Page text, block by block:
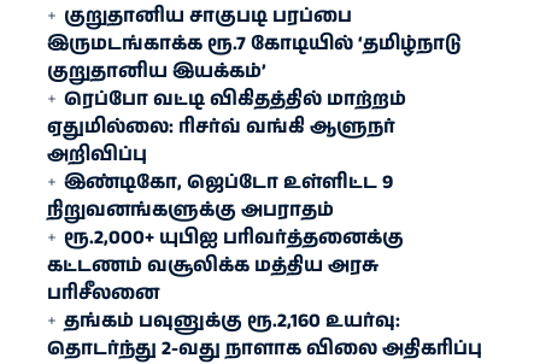
குறுதானிய சாகுபடி பரப்பை
இருமடங்காக்க ரூ.7 கோடியில் ‘தமிழ்நாடு
குறுதானிய இயக்கம்’
ரெப்போ வட்டி விகிதத்தில் மாற்றம்
ஏதுமில்லை: ரிசர்வ் வங்கி ஆளுநர்
அறிவிப்பு
இண்டிகோ, ஜெப்டோ உள்ளிட்ட 9
நிறுவனங்களுக்கு அபராதம்
ரூ.2,000+ யுபிஐ பரிவர்த்தனைக்கு
கட்டணம் வசூலிக்க மத்திய அரசு
பரிசீலனை
தங்கம் பவுனுக்கு ரூ.2,160 உயர்வு:
தொடர்ந்து 2-வது நாளாக விலை அதிகரிப்பு